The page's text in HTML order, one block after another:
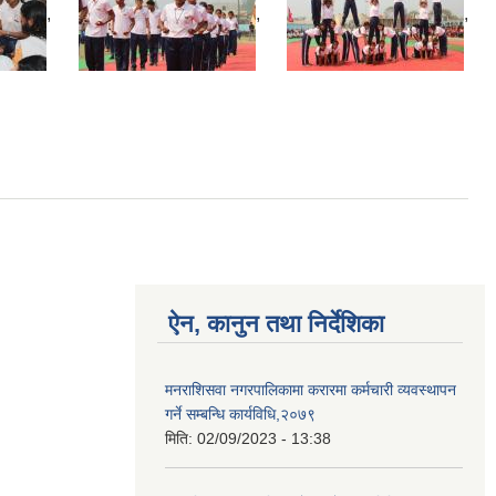
, , ,
ऐन, कानुन तथा निर्देशिका
मनराशिसवा नगरपालिकामा करारमा कर्मचारी व्यवस्थापन
गर्ने सम्बन्धि कार्यविधि,२०७९
मिति: 02/09/2023 - 13:38